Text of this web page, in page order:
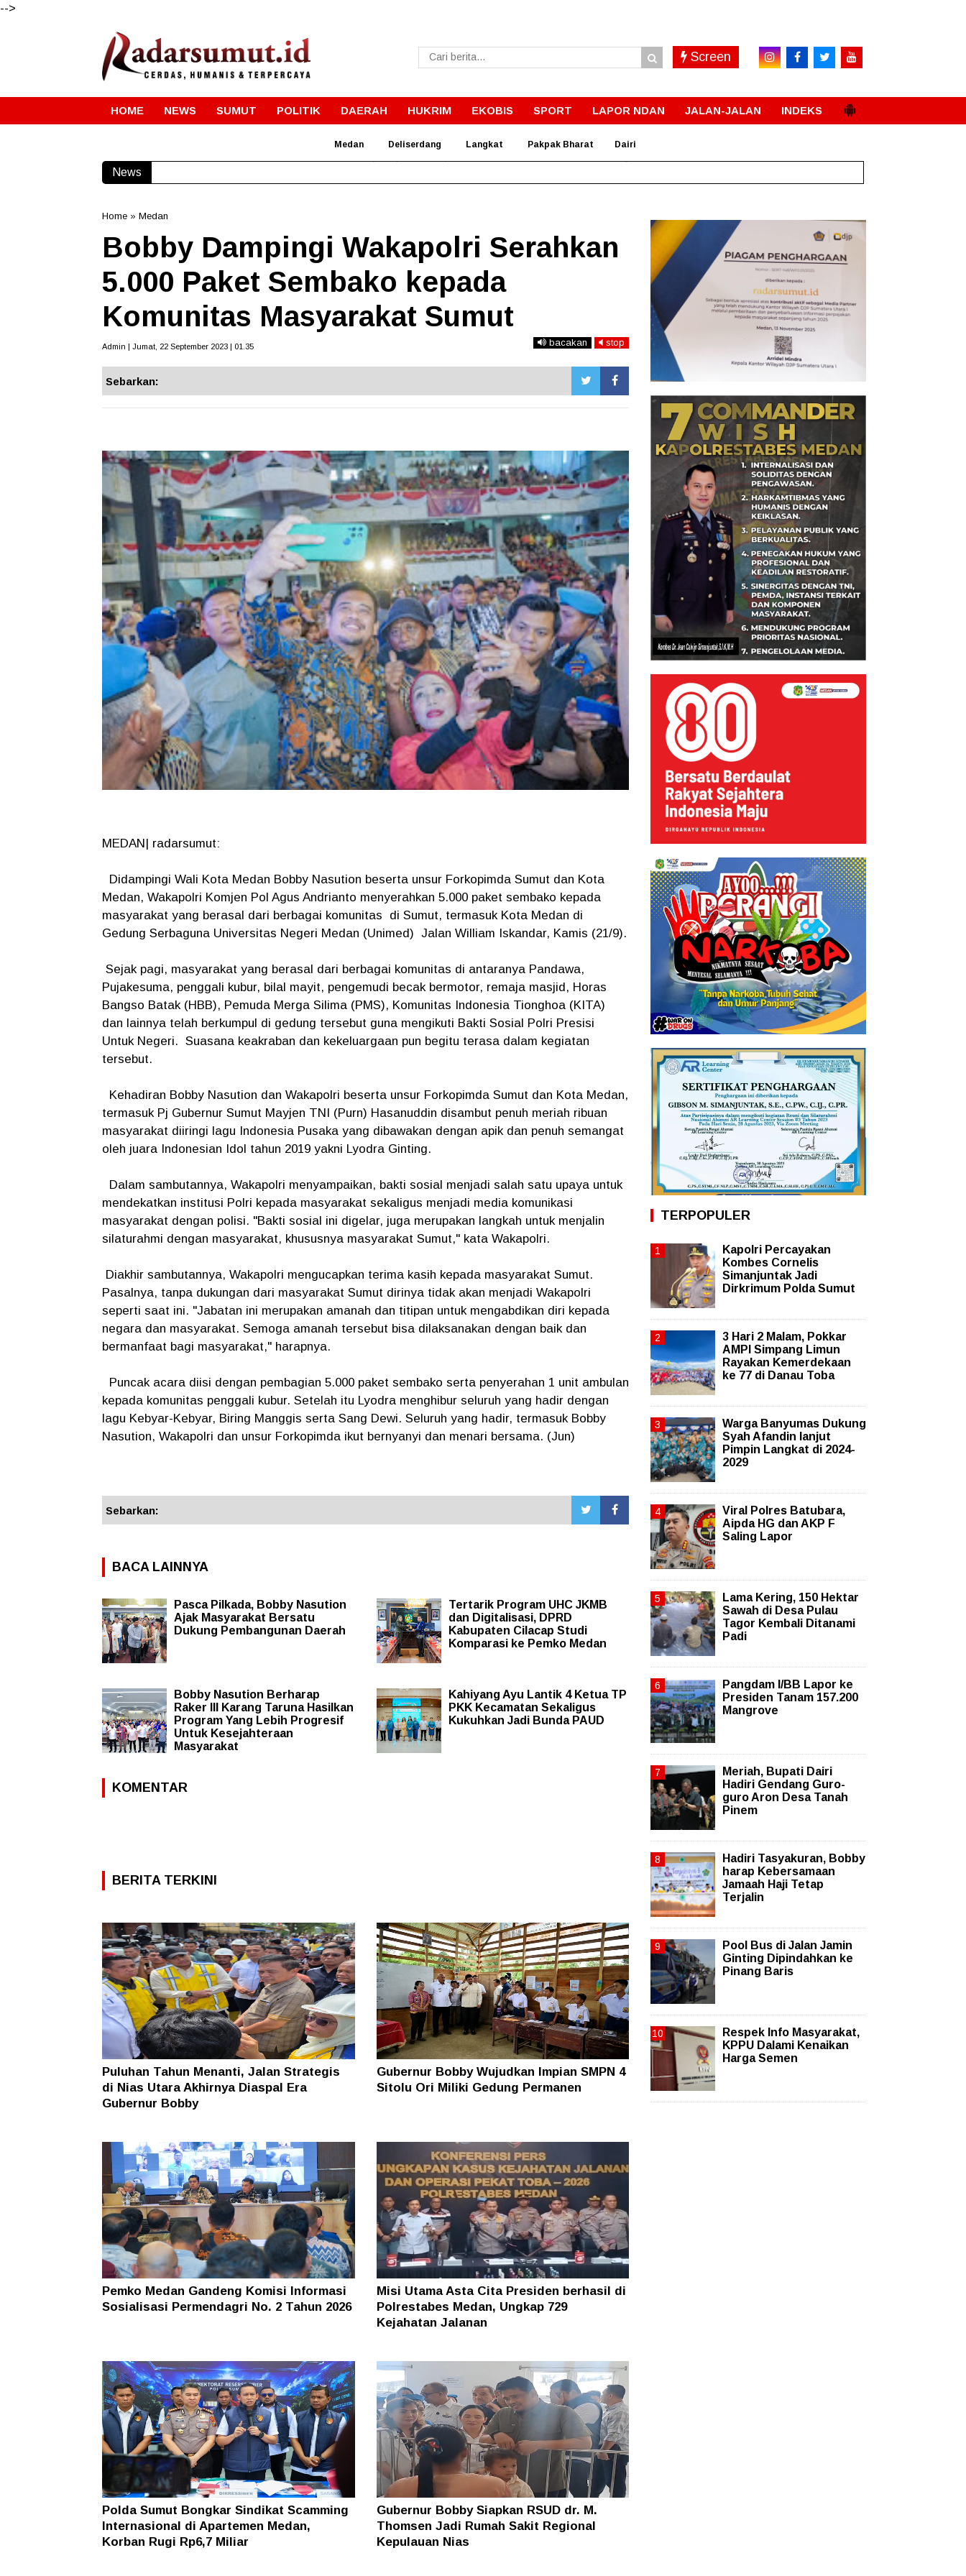
-->
Screen
HOME NEWS SUMUT POLITIK DAERAH HUKRIM EKOBIS SPORT LAPOR NDAN JALAN-JALAN INDEKS
Medan Deliserdang Langkat Pakpak Bharat Dairi
News
Home » Medan
Bobby Dampingi Wakapolri Serahkan
5.000 Paket Sembako kepada
Komunitas Masyarakat Sumut
Admin | Jumat, 22 September 2023 | 01.35 bacakan stop
Sebarkan:
MEDAN| radarsumut:
Didampingi Wali Kota Medan Bobby Nasution beserta unsur Forkopimda Sumut dan Kota
Medan, Wakapolri Komjen Pol Agus Andrianto menyerahkan 5.000 paket sembako kepada
masyarakat yang berasal dari berbagai komunitas di Sumut, termasuk Kota Medan di
Gedung Serbaguna Universitas Negeri Medan (Unimed) Jalan William Iskandar, Kamis (21/9).
Sejak pagi, masyarakat yang berasal dari berbagai komunitas di antaranya Pandawa,
Pujakesuma, penggali kubur, bilal mayit, pengemudi becak bermotor, remaja masjid, Horas
Bangso Batak (HBB), Pemuda Merga Silima (PMS), Komunitas Indonesia Tionghoa (KITA)
dan lainnya telah berkumpul di gedung tersebut guna mengikuti Bakti Sosial Polri Presisi
Untuk Negeri. Suasana keakraban dan kekeluargaan pun begitu terasa dalam kegiatan
tersebut.
Kehadiran Bobby Nasution dan Wakapolri beserta unsur Forkopimda Sumut dan Kota Medan,
termasuk Pj Gubernur Sumut Mayjen TNI (Purn) Hasanuddin disambut penuh meriah ribuan
masyarakat diiringi lagu Indonesia Pusaka yang dibawakan dengan apik dan penuh semangat
oleh juara Indonesian Idol tahun 2019 yakni Lyodra Ginting.
Dalam sambutannya, Wakapolri menyampaikan, bakti sosial menjadi salah satu upaya untuk
mendekatkan institusi Polri kepada masyarakat sekaligus menjadi media komunikasi
masyarakat dengan polisi. "Bakti sosial ini digelar, juga merupakan langkah untuk menjalin
silaturahmi dengan masyarakat, khususnya masyarakat Sumut," kata Wakapolri.
Diakhir sambutannya, Wakapolri mengucapkan terima kasih kepada masyarakat Sumut.
Pasalnya, tanpa dukungan dari masyarakat Sumut dirinya tidak akan menjadi Wakapolri
seperti saat ini. "Jabatan ini merupakan amanah dan titipan untuk mengabdikan diri kepada
negara dan masyarakat. Semoga amanah tersebut bisa dilaksanakan dengan baik dan
bermanfaat bagi masyarakat," harapnya.
Puncak acara diisi dengan pembagian 5.000 paket sembako serta penyerahan 1 unit ambulan
kepada komunitas penggali kubur. Setelah itu Lyodra menghibur seluruh yang hadir dengan
lagu Kebyar-Kebyar, Biring Manggis serta Sang Dewi. Seluruh yang hadir, termasuk Bobby
Nasution, Wakapolri dan unsur Forkopimda ikut bernyanyi dan menari bersama. (Jun)
Sebarkan:
BACA LAINNYA
Pasca Pilkada, Bobby Nasution
Ajak Masyarakat Bersatu
Dukung Pembangunan Daerah
Tertarik Program UHC JKMB
dan Digitalisasi, DPRD
Kabupaten Cilacap Studi
Komparasi ke Pemko Medan
Bobby Nasution Berharap
Raker III Karang Taruna Hasilkan
Program Yang Lebih Progresif
Untuk Kesejahteraan
Masyarakat
Kahiyang Ayu Lantik 4 Ketua TP
PKK Kecamatan Sekaligus
Kukuhkan Jadi Bunda PAUD
KOMENTAR
BERITA TERKINI
Puluhan Tahun Menanti, Jalan Strategis
di Nias Utara Akhirnya Diaspal Era
Gubernur Bobby
Gubernur Bobby Wujudkan Impian SMPN 4
Sitolu Ori Miliki Gedung Permanen
Pemko Medan Gandeng Komisi Informasi
Sosialisasi Permendagri No. 2 Tahun 2026
Misi Utama Asta Cita Presiden berhasil di
Polrestabes Medan, Ungkap 729
Kejahatan Jalanan
Polda Sumut Bongkar Sindikat Scamming
Internasional di Apartemen Medan,
Korban Rugi Rp6,7 Miliar
Gubernur Bobby Siapkan RSUD dr. M.
Thomsen Jadi Rumah Sakit Regional
Kepulauan Nias
TERPOPULER
Kapolri Percayakan
Kombes Cornelis
Simanjuntak Jadi
Dirkrimum Polda Sumut
3 Hari 2 Malam, Pokkar
AMPI Simpang Limun
Rayakan Kemerdekaan
ke 77 di Danau Toba
Warga Banyumas Dukung
Syah Afandin lanjut
Pimpin Langkat di 2024-
2029
Viral Polres Batubara,
Aipda HG dan AKP F
Saling Lapor
Lama Kering, 150 Hektar
Sawah di Desa Pulau
Tagor Kembali Ditanami
Padi
Pangdam I/BB Lapor ke
Presiden Tanam 157.200
Mangrove
Meriah, Bupati Dairi
Hadiri Gendang Guro-
guro Aron Desa Tanah
Pinem
Hadiri Tasyakuran, Bobby
harap Kebersamaan
Jamaah Haji Tetap
Terjalin
Pool Bus di Jalan Jamin
Ginting Dipindahkan ke
Pinang Baris
Respek Info Masyarakat,
KPPU Dalami Kenaikan
Harga Semen